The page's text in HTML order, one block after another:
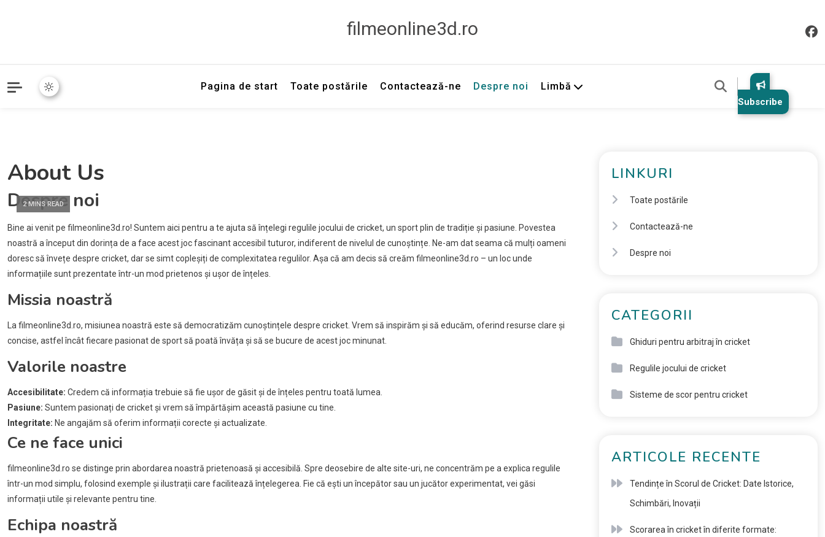
filmeonline3d.ro
Pagina de start Toate postările Contactează-ne Despre noi Limbă
Subscribe
About Us
2 MINS READ
Despre noi
Bine ai venit pe filmeonline3d.ro! Suntem aici pentru a te ajuta să înțelegi regulile jocului de cricket, un sport plin de tradiție și pasiune. Povestea
noastră a început din dorința de a face acest joc fascinant accesibil tuturor, indiferent de nivelul de cunoștințe. Ne-am dat seama că mulți oameni
doresc să învețe despre cricket, dar se simt copleșiți de complexitatea regulilor. Așa că am decis să creăm filmeonline3d.ro – un loc unde
informațiile sunt prezentate într-un mod prietenos și ușor de înțeles.
Missia noastră
La filmeonline3d.ro, misiunea noastră este să democratizăm cunoștințele despre cricket. Vrem să inspirăm și să educăm, oferind resurse clare și
concise, astfel încât fiecare pasionat de sport să poată învăța și să se bucure de acest joc minunat.
Valorile noastre
Accesibilitate: Credem că informația trebuie să fie ușor de găsit și de înțeles pentru toată lumea.
Pasiune: Suntem pasionați de cricket și vrem să împărtășim această pasiune cu tine.
Integritate: Ne angajăm să oferim informații corecte și actualizate.
Ce ne face unici
filmeonline3d.ro se distinge prin abordarea noastră prietenoasă și accesibilă. Spre deosebire de alte site-uri, ne concentrăm pe a explica regulile
într-un mod simplu, folosind exemple și ilustrații care facilitează înțelegerea. Fie că ești un începător sau un jucător experimentat, vei găsi
informații utile și relevante pentru tine.
Echipa noastră
LINKURI
Toate postările
Contactează-ne
Despre noi
CATEGORII
Ghiduri pentru arbitraj în cricket
Regulile jocului de cricket
Sisteme de scor pentru cricket
ARTICOLE RECENTE
Tendințe în Scorul de Cricket: Date Istorice,
Schimbări, Inovații
Scorarea în cricket în diferite formate: